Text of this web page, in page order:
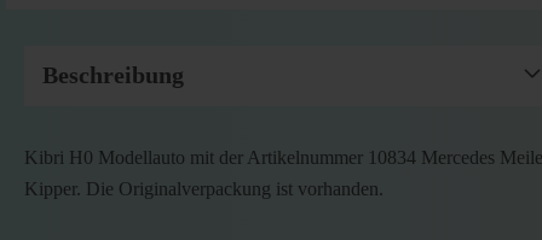
Beschreibung
Kibri H0 Modellauto mit der Artikelnummer 10834 Mercedes
Kipper. Die Originalverpackung ist vorhanden.